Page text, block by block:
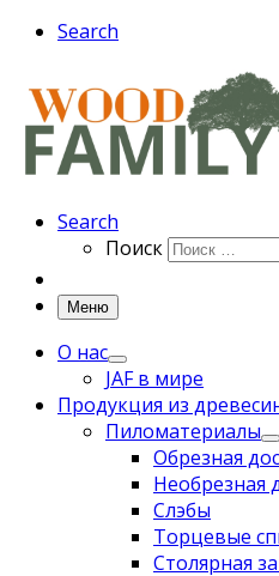
Search
Search
Поиск
Меню
О нас
JAF в мире
Продукция из
Пиломатериалы
Обрезная
Необрезная
Слэбы
Торцевые
Столярная